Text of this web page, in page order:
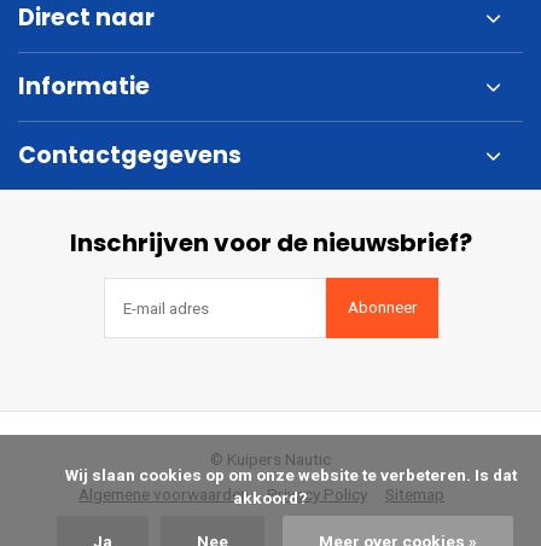
Direct naar
Informatie
Contactgegevens
Inschrijven voor de nieuwsbrief?
Abonneer
Algemene voorwaarden Privacy Policy Sitemap
© Kuipers Nautic
akkoord?
Ja Nee Meer over cookies »